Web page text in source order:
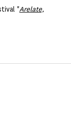
"Arelate,